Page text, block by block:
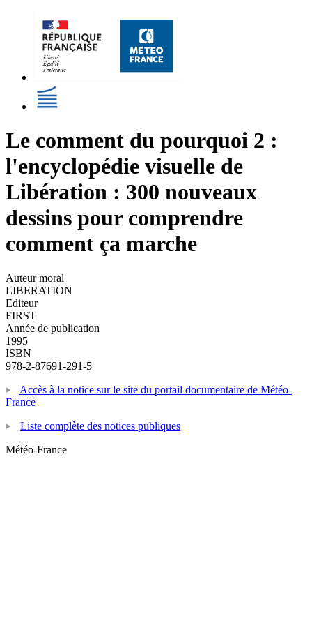
Le comment du pourquoi 2 :
l'encyclopédie visuelle de
Libération : 300 nouveaux
dessins pour comprendre
comment ça marche
Auteur moral
LIBERATION
Editeur
FIRST
Année de publication
1995
ISBN
978-2-87691-291-5
Accès à la notice sur le site du portail documentaire de Météo-
France
Liste complète des notices publiques
Météo-France